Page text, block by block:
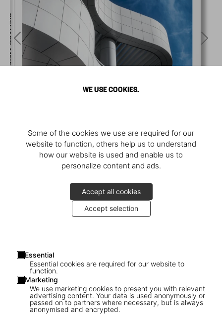
WE USE COOKIES.
Some of the cookies we use are required for our
website to function, others help us to understand
how our website is used and enable us to
personalize content and ads.
Accept all cookies
Accept selection
Essential
Essential cookies are required for our website to
function.
Marketing
We use marketing cookies to present you with relevant
advertising content. Your data is used anonymously or
passed on to partners where necessary, but is always
anonymised and encrypted.
1/7